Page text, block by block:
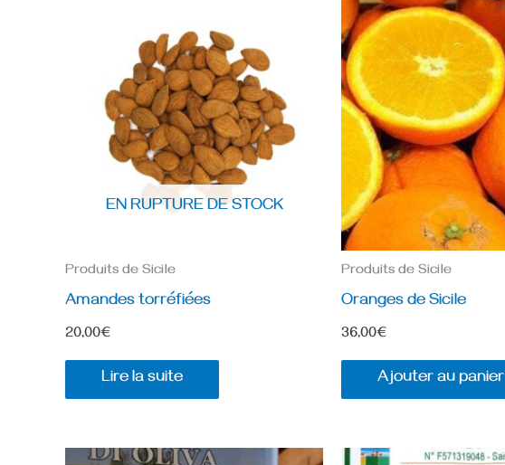
EN RUPTURE DE STOCK
Produits de Sicile
Amandes torréfiées
20,00€
Lire la suite
Produits de Sicile
Oranges de Sicile
36,00€
Ajouter au panier